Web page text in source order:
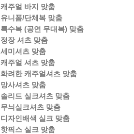
캐주얼 바지 맞춤
유니폼/단체복 맞춤
특수복 (공연 무대복) 맞춤
정장 셔츠 맞춤
세미셔츠 맞춤
캐주얼 셔츠 맞춤
화려한 캐주얼셔츠 맞춤
망사셔츠 맞춤
솔리드 실크셔츠 맞춤
무늬실크셔츠 맞춤
디자인배색 실크 맞춤
핫픽스 실크 맞춤